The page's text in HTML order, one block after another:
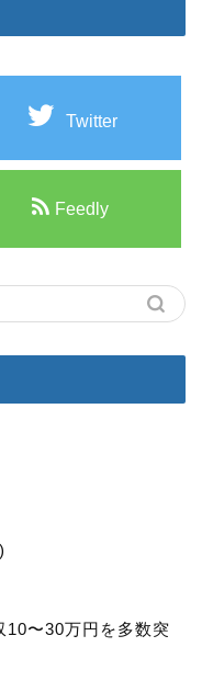
Twitter
Feedly
10〜30万円を多数突